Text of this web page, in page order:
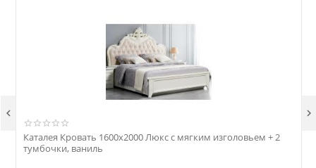
Каталея Кровать 1600x2000 Люкс с мягким изголовьем + 2
тумбочки, ваниль
 